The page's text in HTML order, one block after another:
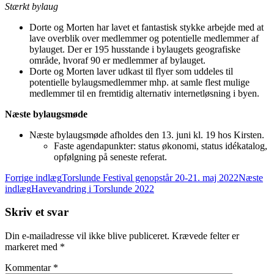
Stærkt bylaug
Dorte og Morten har lavet et fantastisk stykke arbejde med at
lave overblik over medlemmer og potentielle medlemmer af
bylauget. Der er 195 husstande i bylaugets geografiske
område, hvoraf 90 er medlemmer af bylauget.
Dorte og Morten laver udkast til flyer som uddeles til
potentielle bylaugsmedlemmer mhp. at samle flest mulige
medlemmer til en fremtidig alternativ internetløsning i byen.
Næste bylaugsmøde
Næste bylaugsmøde afholdes den 13. juni kl. 19 hos Kirsten.
Faste agendapunkter: status økonomi, status idékatalog,
opfølgning på seneste referat.
Indlægsnavigation
Forrige indlægTorslunde Festival genopstår 20-21. maj 2022Næste
indlægHavevandring i Torslunde 2022
Skriv et svar
Din e-mailadresse vil ikke blive publiceret. Krævede felter er
markeret med *
Kommentar *